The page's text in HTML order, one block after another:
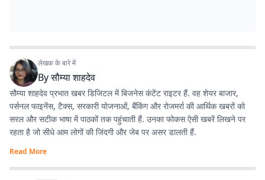
लेखक के बारे में
Byसौम्या शाहदेव
सौम्या शाहदेव प्रभात खबर डिजिटल में बिजनेस कंटेंट राइटर हैं. वह शेयर बाजार,
पर्सनल फाइनेंस, टैक्स, सरकारी योजनाओं, बैंकिंग और रोजमर्रा की आर्थिक खबरों को
सरल और सटीक भाषा में पाठकों तक पहुंचाती हैं. उनका फोकस ऐसी खबरें लिखने पर
रहता है जो सीधे आम लोगों की जिंदगी और जेब पर असर डालती हैं.
Read More